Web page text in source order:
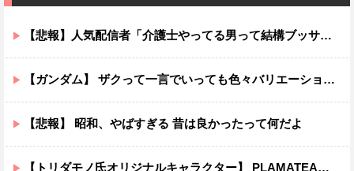
【悲報】人気配信者「介護士やってる男って結構ブッサイクじゃね」
【ガンダム】 ザクって一言でいっても色々バリエーションがあるよね
【悲報】 昭和、やばすぎる 昔は良かったって何だよ
【トリダモノ氏オリジナルキャラクター】 PLAMATEA「MXちゃん」プラモデル【明日予約開始】